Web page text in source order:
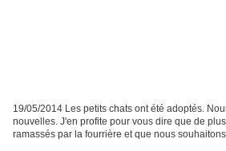
19/05/2014 Les petits chats ont été adoptés.
nouvelles. J'en profite pour vous dire que de
ramassés par la fourrière et que nous